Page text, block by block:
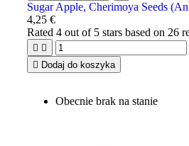
Sugar Apple, Cherimoya Seeds
4,25 €
Rated4 out of 5 stars based on 26
 
 Dodaj do koszyka
Obecnie brak na stanie